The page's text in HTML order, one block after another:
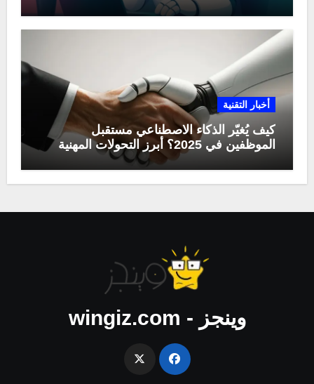
أخبار التقنية
كيف يُغيّر الذكاء الاصطناعي مستقبل
الموظفين في 2025؟ أبرز التحولات المهنية
وينجز - wingiz.com